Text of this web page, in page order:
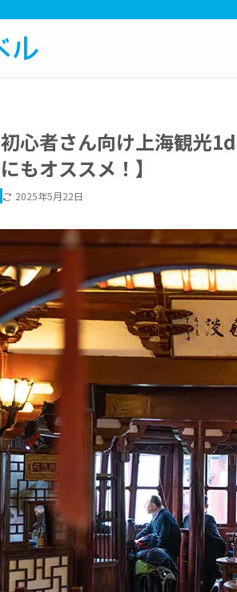
初心者さん向け上海観光
にもオススメ！】
2025年5月22日